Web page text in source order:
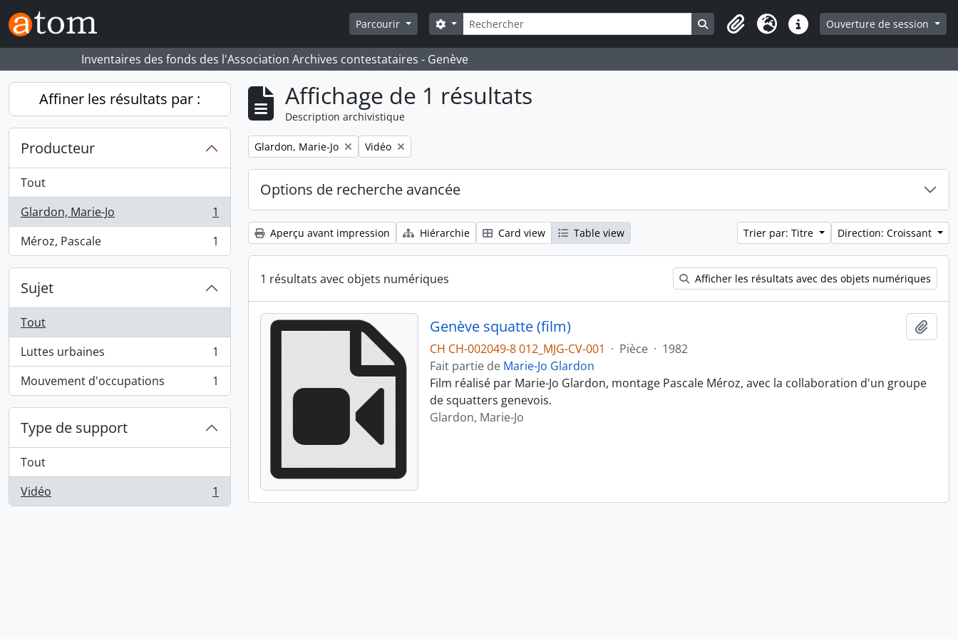
Skip to main content
Parcourir
Rechercher
Search options Search in browse page
Presse-papier
LangueLiens rapidesOuverture de session
Inventaires des fonds des l'Association Archives contestataires - Genève
Affiner les résultats par :
Producteur
Tout
Glardon, Marie-Jo
, 1 résultats
1
Méroz, Pascale
, 1 résultats 1
Sujet
Tout
Luttes urbaines
, 1 résultats
1
Mouvement d'occupations
, 1 résultats 1
Type de support
Tout
Vidéo
, 1 résultats 1
Affichage de 1 résultats
Description archivistique
Remove filter:
Glardon, Marie-Jo Remove filter:
Vidéo
Options de recherche avancée
Aperçu avant impression Hiérarchie Card view Table view Trier par: Titre Direction: Croissant
1 résultats avec objets numériques Afficher les résultats avec des objets numériques
Genève squatte (film)
CH CH-002049-8 012_MJG-CV-001 · Pièce · 1982
Fait partie de Marie-Jo Glardon
Film réalisé par Marie-Jo Glardon, montage Pascale Méroz, avec la collaboration d'un groupe
de squatters genevois.
Glardon, Marie-Jo